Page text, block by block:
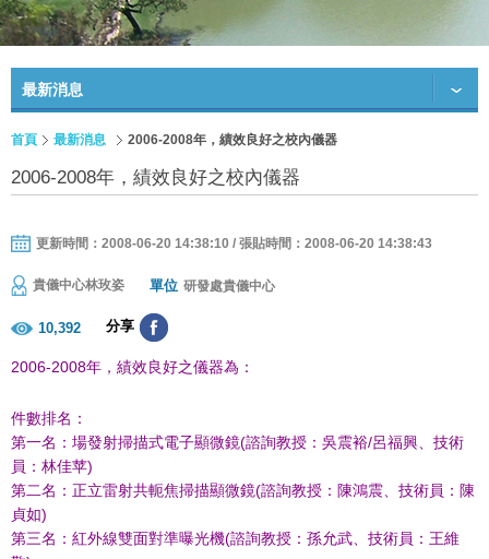
最新消息
首頁 最新消息 2006-2008年，績效良好之校內儀器
2006-2008年，績效良好之校內儀器
更新時間：2008-06-20 14:38:10 / 張貼時間：2008-06-20 14:38:43
貴儀中心林玫姿 單位 研發處貴儀中心
10,392 分享
2006-2008年，績效良好之儀器為：
件數排名：
第一名：場發射掃描式電子顯微鏡(諮詢教授：吳震裕/呂福興、技術
員：林佳苹)
第二名：正立雷射共軛焦掃描顯微鏡(諮詢教授：陳鴻震、技術員：陳
貞如)
第三名：紅外線雙面對準曝光機(諮詢教授：孫允武、技術員：王維